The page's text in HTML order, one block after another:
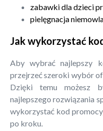
zabawki dla dzieci
pielęgnacja
Jak wykorzystać
Aby wybrać najlepszy
przejrzeć szeroki wybór
Dzięki temu możesz
najlepszego rozwiązania
wykorzystać kod
po kroku.